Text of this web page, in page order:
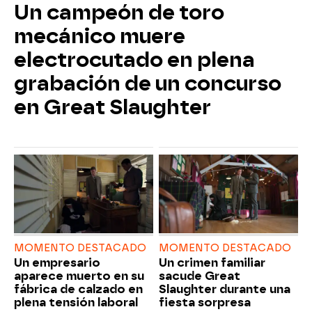
Un campeón de toro
mecánico muere
electrocutado en plena
grabación de un concurso
en Great Slaughter
MOMENTO DESTACADO
Un empresario
aparece muerto en su
fábrica de calzado en
plena tensión laboral
MOMENTO DESTACADO
Un crimen familiar
sacude Great
Slaughter durante una
fiesta sorpresa